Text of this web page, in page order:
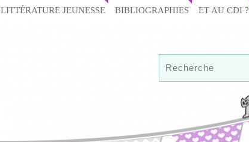
LITTÉRATURE JEUNESSE BIBLIOGRAPHIES ET AU CDI ?